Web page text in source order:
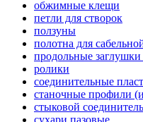
обжимные клещи
петли для створок
ползуны
полотна для
продольные
ролики
соединительные
станочные профили
стыковой
сухари пазовые